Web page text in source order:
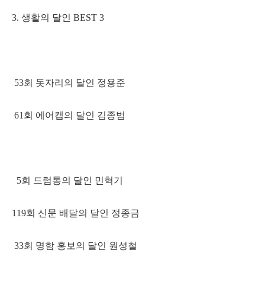
3. 생활의 달인 BEST 3
53회 돗자리의 달인 정용준
61회 에어캡의 달인 김종범
5회 드럼통의 달인 민혁기
119회 신문 배달의 달인 정종금
33회 명함 홍보의 달인 원성철